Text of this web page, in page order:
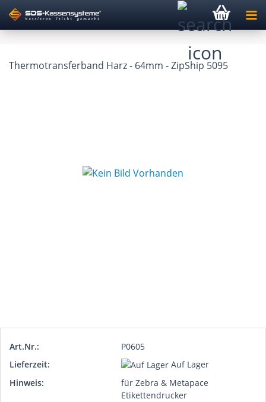
Thermotransferband Harz - 64mm - ZipShip 5095
Art.Nr.:
P0605
Lieferzeit:
Auf Lager
Hinweis:
für Zebra & Metapace
Etikettendrucker